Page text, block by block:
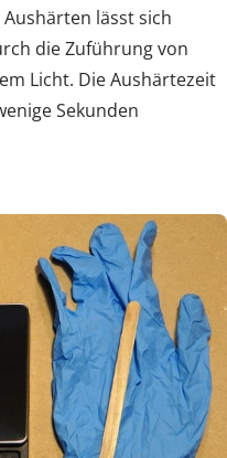
lässt sich
die Zuführung von
Licht. Die Aushärtezeit
Sekunden